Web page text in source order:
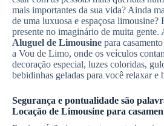
mais importantes da sua vida? Ainda
de uma luxuosa e espaçosa limousine?
presente no imaginário de muita gente.
Aluguel de Limousine para casamento
a Vou de Limo, onde os veículos
decoração especial, luzes coloridas,
bebidinhas geladas para você relaxar e
Segurança e pontualidade são
Locação de Limousine para